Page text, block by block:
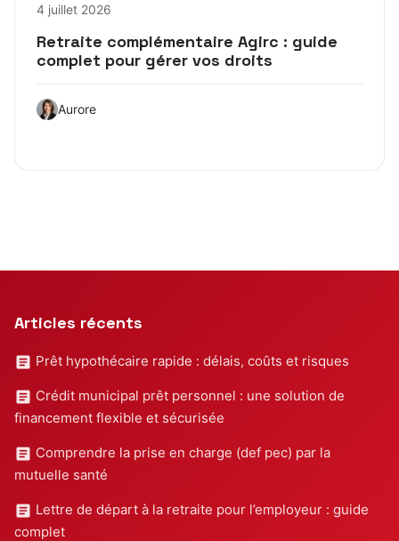
4 juillet 2026
Retraite complémentaire Agirc : guide
complet pour gérer vos droits
Aurore
Articles récents
Prêt hypothécaire rapide : délais, coûts et risques
Crédit municipal prêt personnel : une solution de
financement flexible et sécurisée
Comprendre la prise en charge (def pec) par la
mutuelle santé
Lettre de départ à la retraite pour l’employeur : guide
complet